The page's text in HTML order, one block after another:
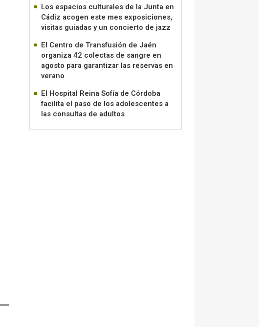
Los espacios culturales de la Junta en
Cádiz acogen este mes exposiciones,
visitas guiadas y un concierto de jazz
El Centro de Transfusión de Jaén
organiza 42 colectas de sangre en
agosto para garantizar las reservas en
verano
El Hospital Reina Sofía de Córdoba
facilita el paso de los adolescentes a
las consultas de adultos